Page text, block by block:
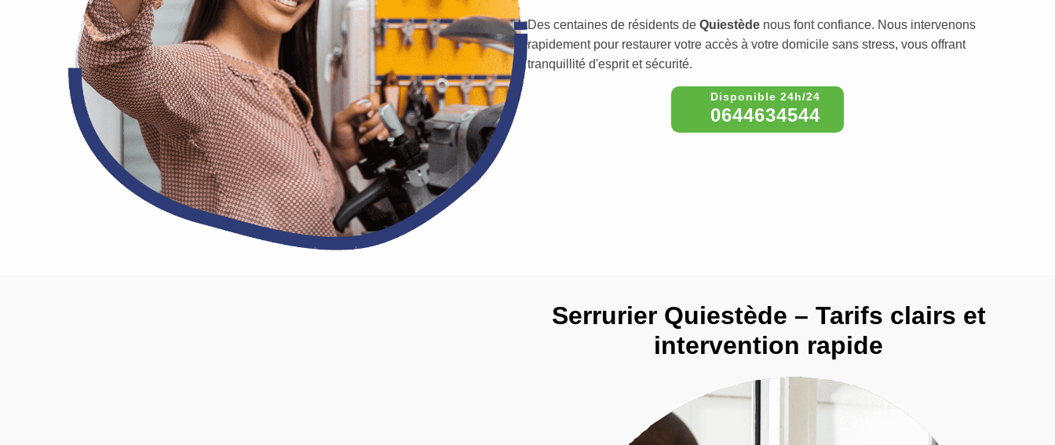
Des centaines de résidents de Quiestède nous font confiance. Nous intervenons
rapidement pour restaurer votre accès à votre domicile sans stress, vous offrant
tranquillité d'esprit et sécurité.
0644634544
Serrurier Quiestède – Tarifs clairs et
intervention rapide